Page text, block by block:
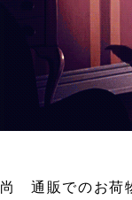
尚 通販でのお荷